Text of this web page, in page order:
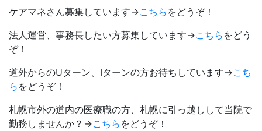
ケアマネさん募集しています→こちら をどうぞ！
法人運営、事務長したい方募集しています→こちら をどう
ぞ！
道外からのUターン、Iターンの方お待ちしています→こち
ら をどうぞ！
札幌市外の道内の医療職の方、札幌に引っ越しして当院で
勤務しませんか？→こちら をどうぞ！